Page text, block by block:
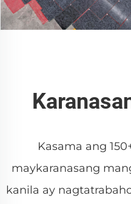
Kasama ang
maykaranasang
kanila ay